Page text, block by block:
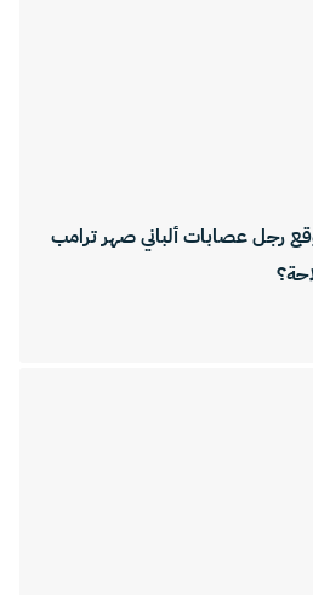
رجل عصابات ألباني صهر ترامب